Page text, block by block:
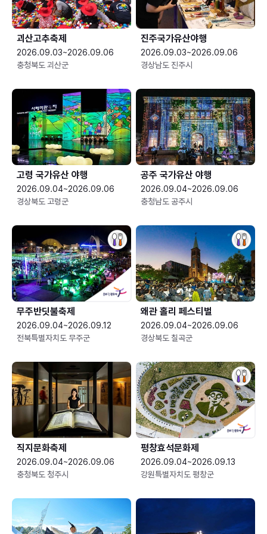
괴산고추축제
2026.09.03~2026.09.06
충청북도 괴산군
진주국가유산야행
2026.09.03~2026.09.06
경상남도 진주시
고령 국가유산 야행
2026.09.04~2026.09.06
경상북도 고령군
공주 국가유산 야행
2026.09.04~2026.09.06
충청남도 공주시
무주반딧불축제
2026.09.04~2026.09.12
전북특별자치도 무주군
왜관 홀리 페스티벌
2026.09.04~2026.09.06
경상북도 칠곡군
직지문화축제
2026.09.04~2026.09.06
충청북도 청주시
평창효석문화제
2026.09.04~2026.09.13
강원특별자치도 평창군